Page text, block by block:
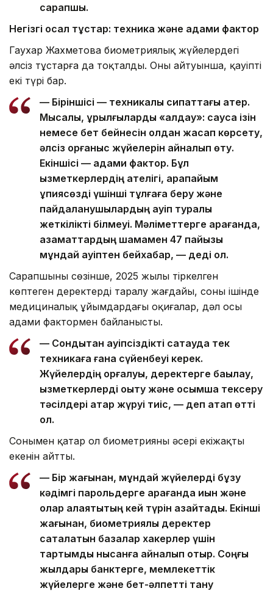
сарапшы.
Негізгі осал тұстар: техника және адами фактор
Гаухар Жахметова биометриялық жүйелердегі
әлсіз тұстарға да тоқталды. Оның айтуынша, қауіптің
екі түрі бар.
— Біріншісі — техникалық сипаттағы қатер.
Мысалы, құрылғыларды «алдау»: саусақ ізін
немесе бет бейнесін қолдан жасап көрсету,
әлсіз қорғаныс жүйелерін айналып өту.
Екіншісі — адами фактор. Бұл
қызметкерлердің қателігі, қарапайым
құпиясөзді үшінші тұлғаға беру және
пайдаланушылардың қауіп туралы
жеткілікті білмеуі. Мәліметтерге қарағанда,
азаматтардың шамамен 47 пайызы
мұндай қауіптен бейхабар, — деді ол.
Сарапшының сөзінше, 2025 жылы тіркелген
көптеген деректердің таралу жағдайы, соның ішінде
медициналық ұйымдардағы оқиғалар, дәл осы
адами фактормен байланысты.
— Сондықтан қауіпсіздікті сақтауда тек
техникаға ғана сүйенбеуі керек.
Жүйелердің қорғалуы, деректерге бақылау,
қызметкерлерді оқыту және қосымша тексеру
тәсілдері қатар жүруі тиіс, — деп атап өтті
ол.
Сонымен қатар ол биометрияның әсері екіжақты
екенін айтты.
— Бір жағынан, мұндай жүйелерді бұзу
кәдімгі парольдерге қарағанда қиын және
олар алаяқтықтың кей түрін азайтады. Екінші
жағынан, биометриялық деректер
сақталатын базалар хакерлер үшін
тартымды нысанға айналып отыр. Соңғы
жылдары банктерге, мемлекеттік
жүйелерге және бет-әлпетті тану